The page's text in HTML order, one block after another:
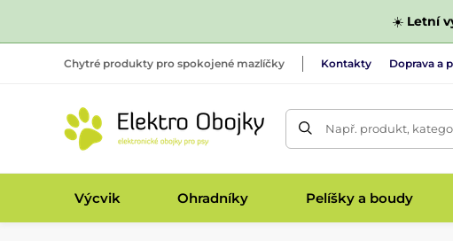
☀️ Letní
Chytré produkty pro spokojené mazlíčky Kontakty Doprava a
Např. produkt,
Výcvik Ohradníky Pelíšky a boudy